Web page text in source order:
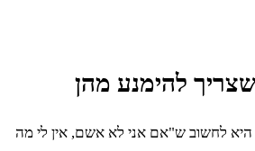
להימנע מהן
היא לחשוב ש"אם אני לא אשם, אין לי מה